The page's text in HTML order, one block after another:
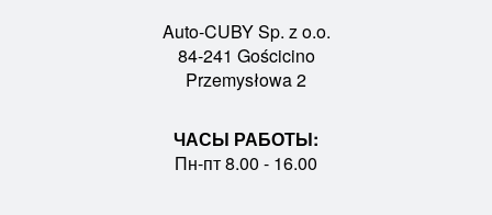
Auto-CUBY Sp. z o.o.
84-241 Gościcino
Przemysłowa 2
ЧАСЫ РАБОТЫ:
Пн-пт 8.00 - 16.00